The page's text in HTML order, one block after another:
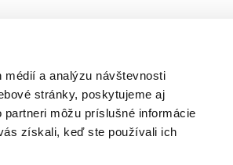
médií a analýzu návštevnosti
stránky, poskytujeme aj
môžu príslušné informácie
získali, keď ste používali ich